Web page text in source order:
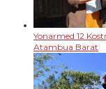
Yonarmed 12
Atambua Barat